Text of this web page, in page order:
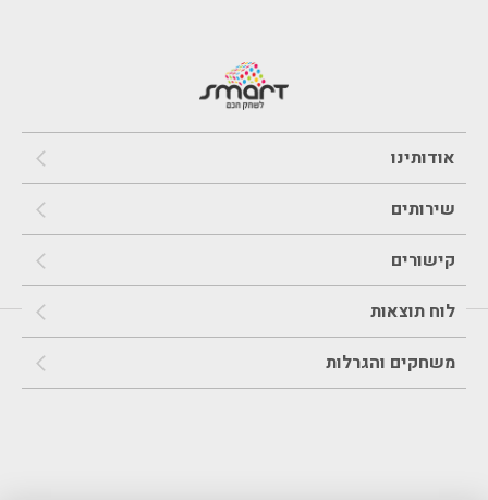
אודותינו
שירותים
קישורים
לוח תוצאות
משחקים והגרלות